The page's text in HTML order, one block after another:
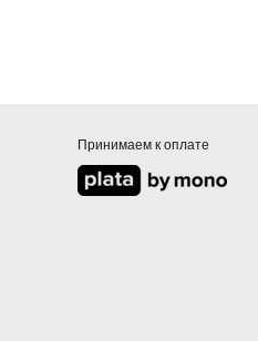
Принимаем к оплате